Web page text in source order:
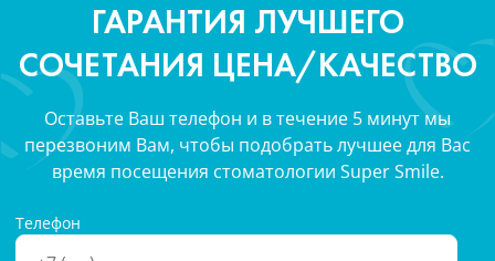
ГАРАНТИЯ ЛУЧШЕГО
СОЧЕТАНИЯ ЦЕНА/КАЧЕСТВО
Оставьте Ваш телефон и в течение 5 минут мы
перезвоним Вам, чтобы подобрать лучшее для Вас
время посещения стоматологии Super Smile.
Телефон